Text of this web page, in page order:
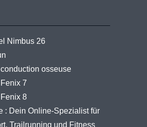
Nimbus 26
osseuse
7
8
: Dein Online-Spezialist für
Trailrunning und Fitness